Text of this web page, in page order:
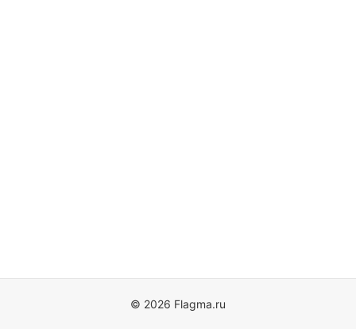
© 2026 Flagma.ru